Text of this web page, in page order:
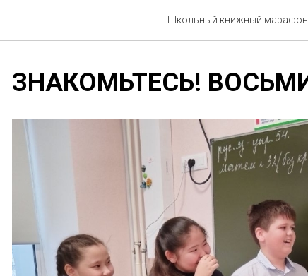
Школьный книжный
ЗНАКОМЬТЕСЬ!